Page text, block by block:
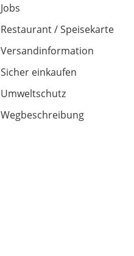
Jobs
Restaurant / Speisekarte
Versandinformation
Sicher einkaufen
Umweltschutz
Wegbeschreibung